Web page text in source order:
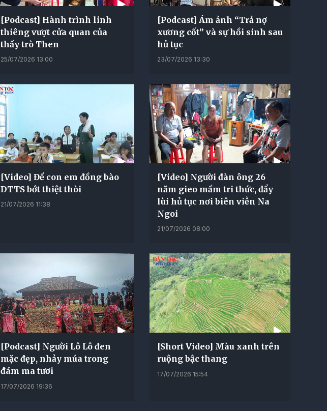
[Podcast] Hành trình linh
thiêng vượt cửa quan của
thầy trò Then
25/07/2026 13:00
[Podcast] Ám ảnh “Trả nợ
xương cốt” và sự hồi sinh sau
hủ tục
23/07/2026 13:30
[Video] Để con em đồng bào
DTTS bớt thiệt thòi
21/07/2026 11:38
[Video] Người đàn ông 26
năm gieo mầm tri thức, đẩy
lùi hủ tục nơi biên viễn Na
Ngoi
21/07/2026 08:00
[Podcast] Người Lô Lô đen
mặc đẹp, nhảy múa trong
đám ma tươi
17/07/2026 19:36
[Short Video] Màu xanh trên
ruộng bậc thang
17/07/2026 15:54